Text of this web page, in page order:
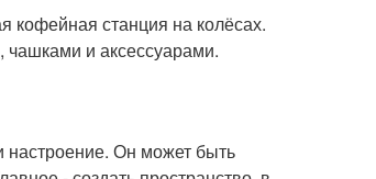
кофейная станция на колёсах.
и аксессуарами.
настроение. Он может быть